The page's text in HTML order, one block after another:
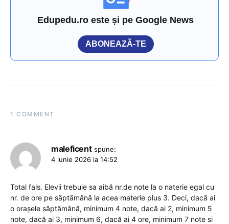
Edupedu.ro este și pe Google News
ABONEAZĂ-TE
1 COMMENT
maleficent spune:
4 iunie 2026 la 14:52
Total fals. Elevii trebuie sa aibă nr.de note la o naterie egal cu
nr. de ore pe săptămână la acea materie plus 3. Deci, dacă ai
o orașele săptămână, minimum 4 note, dacă ai 2, minimum 5
note, dacă ai 3, minimum 6, dacă ai 4 ore, minimum 7 note si